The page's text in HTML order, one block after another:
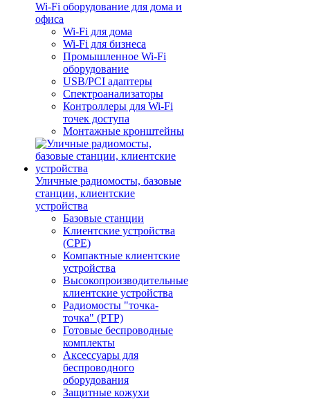
Wi-Fi оборудование для дома и
офиса
Wi-Fi для дома
Wi-Fi для бизнеса
Промышленное Wi-Fi
оборудование
USB/PCI адаптеры
Cпектроанализаторы
Контроллеры для Wi-Fi
точек доступа
Монтажные кронштейны
Уличные радиомосты, базовые
станции, клиентские
устройства
Базовые станции
Клиентские устройства
(CPE)
Компактные клиентские
устройства
Высокопроизводительные
клиентские устройства
Радиомосты "точка-
точка" (PTP)
Готовые беспроводные
комплекты
Аксессуары для
беспроводного
оборудования
Защитные кожухи